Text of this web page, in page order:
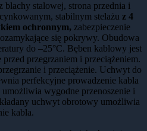
blachy stalowej, strona przednia i
stabilnym stelażu z 4
ochronnym, zabezpieczenie
się pokrywy. Obudowa
do –25°C. Bęben kablowy jest
przegrzaniem i przeciążeniem.
i przeciążenie. Uchwyt do
perfekcyjne prowadzenie kabla
wygodne przenoszenie i
uchwyt obrotowy umożliwia
kabla.